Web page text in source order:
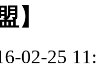
】
02-25